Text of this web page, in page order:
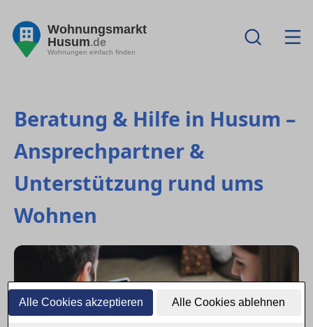
Alle Cookies akzeptieren Alle Cookies ablehnen
Wohnungsmarkt
Husum.de
Wohnungen einfach finden
Beratung & Hilfe in Husum –
Ansprechpartner &
Unterstützung rund ums
Wohnen